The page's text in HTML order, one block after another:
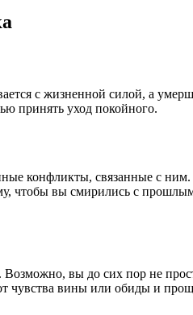
с жизненной силой, а
принять уход покойного.
конфликты, связанные с
чтобы вы смирились с
вы до сих пор не
чувства вины или обиды и